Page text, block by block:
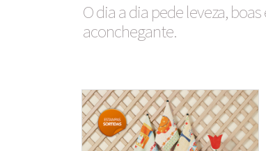
O dia a dia pede leveza,
aconchegante.